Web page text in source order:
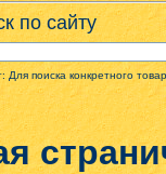
по сайту
Для поиска конкретного